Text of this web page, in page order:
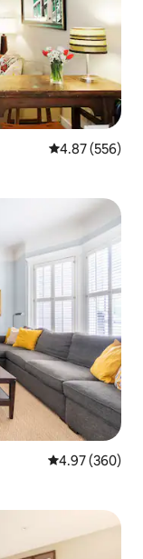
5 पैकी 4.87
4.87 (556)
5 पैकी 4.97
4.97 (360)